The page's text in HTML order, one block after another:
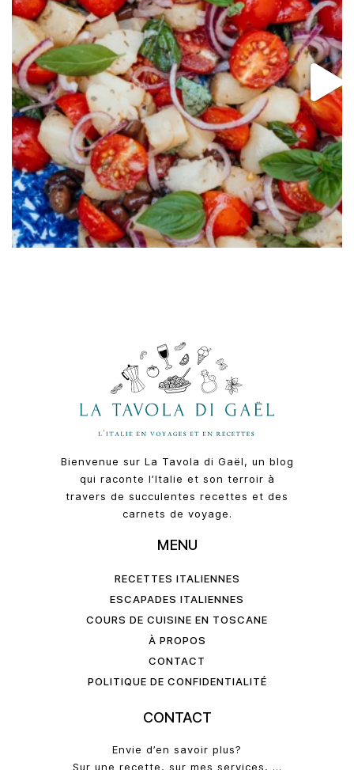
Bienvenue sur La Tavola di Gaël, un blog
qui raconte l’Italie et son terroir à
travers de succulentes recettes et des
carnets de voyage.
MENU
RECETTES ITALIENNES
ESCAPADES ITALIENNES
COURS DE CUISINE EN TOSCANE
À PROPOS
CONTACT
POLITIQUE DE CONFIDENTIALITÉ
CONTACT
Envie d’en savoir plus?
Sur une recette, sur mes services, …